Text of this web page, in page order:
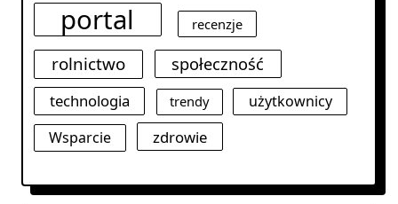
portal recenzje
rolnictwo społeczność
technologia trendy
użytkownicy
Wsparcie
zdrowie